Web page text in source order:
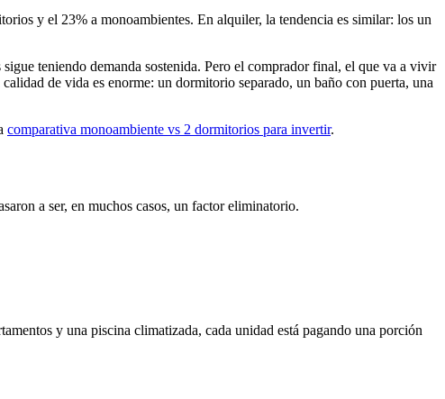
y el 23% a monoambientes. En alquiler, la tendencia es similar: los un
teniendo demanda sostenida. Pero el comprador final, el que va a vivir
de vida es enorme: un dormitorio separado, un baño con puerta, una
comparativa monoambiente vs 2 dormitorios para invertir.
a ser, en muchos casos, un factor eliminatorio.
y una piscina climatizada, cada unidad está pagando una porción